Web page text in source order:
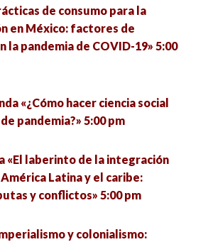
pm
Recreación social en
pm
digitales en México: una
uso e impacto» 5:30 pm
Freud a Weber… De Weber a
6:00 pm
de consumo para la
en México: factores de
la pandemia de COVID-19» 5:00
«¿Cómo hacer ciencia social
pandemia?» 5:00 pm
«El laberinto de la integración
Latina y el caribe:
y conflictos» 5:00 pm
y colonialismo: